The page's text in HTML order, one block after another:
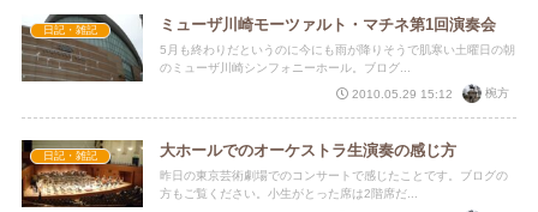
日記・雑記 ミューザ川崎モーツァルト・マチネ第1回演奏会
5月も終わりだというのに今にも雨が降りそうで肌寒い土曜日の朝
のミューザ川崎シンフォニーホール。ブログ...
2010.05.29 15:12
椀方
日記・雑記 大ホールでのオーケストラ生演奏の感じ方
昨日の東京芸術劇場でのコンサートで感じたことです。ブログの
方もご覧ください。小生がとった席は2階席だ...